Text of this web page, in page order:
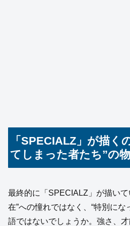
「SPECIALZ」が描く
てしまった者たち”の
最終的に「SPECIALZ」が描い
在”への憧れではなく、“特別にな
語ではないでしょうか。強さ、才